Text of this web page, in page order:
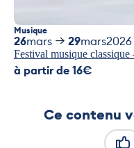
Musique
26mars 29mars2026
Festival musique
à partir de 16€
Ce contenu